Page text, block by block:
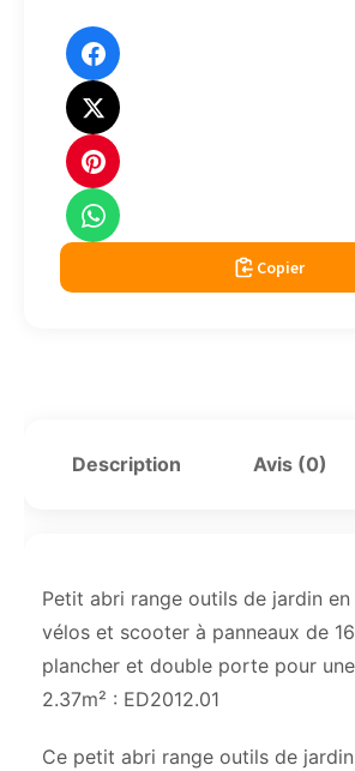
Copier
Description Avis (0)
Petit abri range outils de jardin
vélos et scooter à panneaux de
plancher et double porte pour
2.37m² : ED2012.01
Ce petit abri range outils de